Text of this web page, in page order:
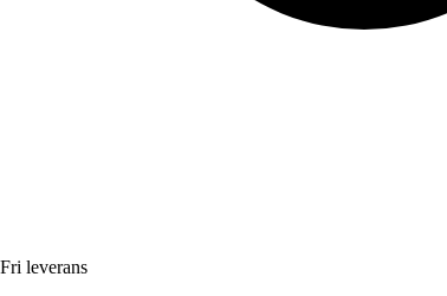
Fri leverans